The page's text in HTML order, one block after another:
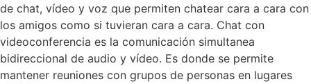
de chat, vídeo y voz que permiten chatear cara a cara con
los amigos como si tuvieran cara a cara. Chat con
videoconferencia es la comunicación simultanea
bidireccional de audio y vídeo. Es donde se permite
mantener reuniones con grupos de personas en lugares